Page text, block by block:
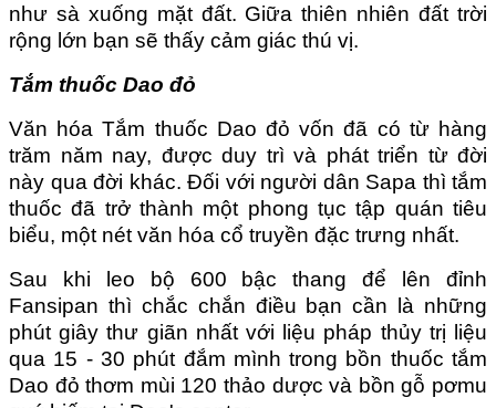
như sà xuống mặt đất. Giữa thiên nhiên đất trời
rộng lớn bạn sẽ thấy cảm giác thú vị.
Tắm thuốc Dao đỏ
Văn hóa Tắm thuốc Dao đỏ vốn đã có từ hàng
trăm năm nay, được duy trì và phát triển từ đời
này qua đời khác. Đối với người dân Sapa thì tắm
thuốc đã trở thành một phong tục tập quán tiêu
biểu, một nét văn hóa cổ truyền đặc trưng nhất.
Sau khi leo bộ 600 bậc thang để lên đỉnh
Fansipan thì chắc chắn điều bạn cần là những
phút giây thư giãn nhất với liệu pháp thủy trị liệu
qua 15 - 30 phút đắm mình trong bồn thuốc tắm
Dao đỏ thơm mùi 120 thảo dược và bồn gỗ pơmu